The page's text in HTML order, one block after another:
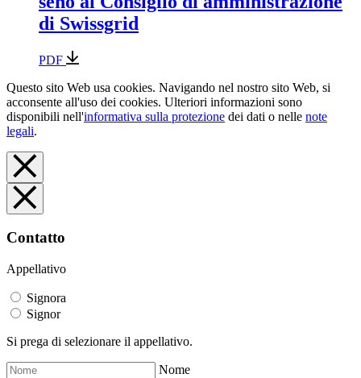
di Swissgrid
PDF
Questo sito Web usa cookies. Navigando nel nostro sito Web, si
acconsente all'uso dei cookies. Ulteriori informazioni sono
disponibili nell'informativa sulla protezione dei dati o nelle note
legali.
Contatto
Appellativo
Signora
Signor
Si prega di selezionare il appellativo.
Nome